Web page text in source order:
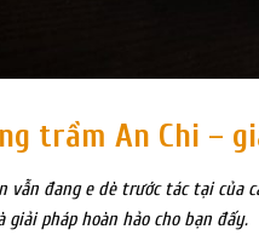
trầm An Chi –
vẫn đang e dè trước tác tại của
giải pháp hoàn hảo cho bạn đấy.